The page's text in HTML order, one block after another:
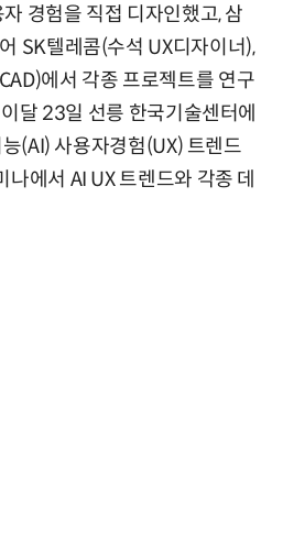
자 경험을 직접 디자인했고, 삼
SK텔레콤(수석 UX디자이너),
에서 각종 프로젝트를 연구
달 23일 선릉 한국기술센터에
(AI) 사용자경험(UX) 트렌드
나에서 AI UX 트렌드와 각종 데